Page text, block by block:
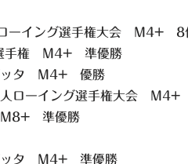
ーイング選手権大会 M4+ 8
手権 M4+ 準優勝
ッタ M4+ 優勝
人ローイング選手権大会
準優勝
ッタ M4+ 準優勝